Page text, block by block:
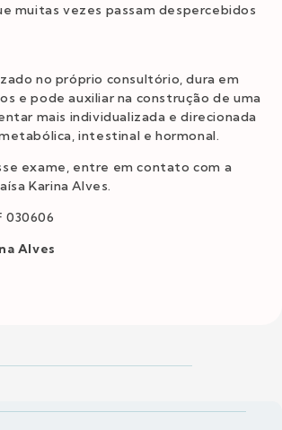
muitas vezes passam despercebidos
no próprio consultório, dura em
e pode auxiliar na construção de uma
mais individualizada e direcionada
intestinal e hormonal.
exame, entre em contato com a
Karina Alves.
030606
Alves